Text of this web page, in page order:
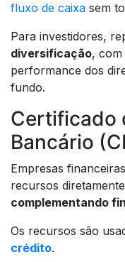
fluxo de caixa sem
Para investidores,
diversificação, com
performance dos
fundo.
Certificado
Bancário
Empresas
recursos
complementando
Os recursos são
crédito.